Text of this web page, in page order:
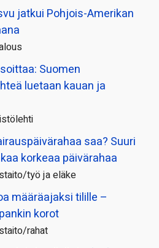
jatkui Pohjois-Amerikan
Suomen
luetaan kauan ja
saa? Suuri
korkeaa päivärahaa
työ ja eläke
määräajaksi tilille –
korot
rahat